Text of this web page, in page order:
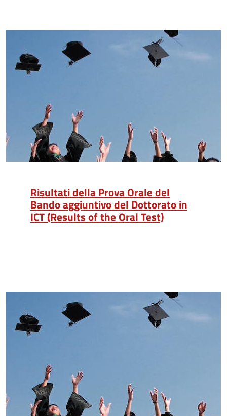
Risultati della Prova Orale del
Bando aggiuntivo del Dottorato in
ICT (Results of the Oral Test)